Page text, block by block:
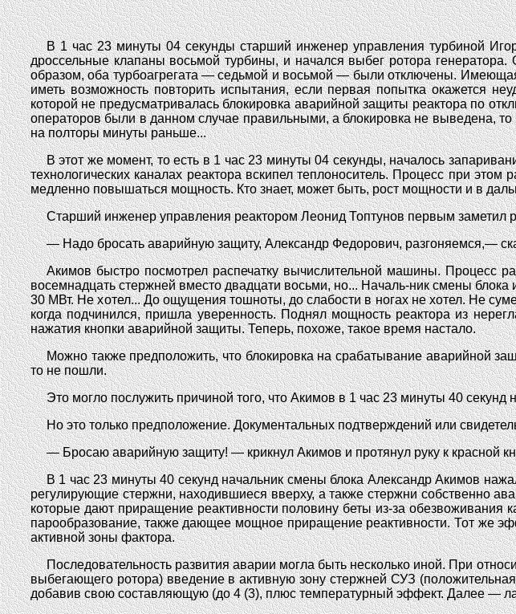
В 1 час 23 минуты 04 секунды старший инженер управления турбиной
дроссельные клапаны восьмой турбины, и начался выбег ротора
образом, оба турбоагрегата — седьмой и восьмой — были отключены.
иметь возможность повторить испытания, если первая попытка окажется
которой не предусматривалась блокировка аварийной защиты реактора по
операторов были в данном случае правильными, а блокировка не выведена,
на полторы минуты раньше...
В этот же момент, то есть в 1 час 23 минуты 04 секунды, началось
технологических каналах реактора вскипел теплоноситель. Процесс при
медленно повышаться мощность. Кто знает, может быть, рост мощности и в
Старший инженер управления реактором Леонид Топтунов первым заметил
— Надо бросать аварийную защиту, Александр Федорович, разгоняемся,—
Акимов быстро посмотрел распечатку вычислительной машины. Процесс
восемнадцать стержней вместо двадцати восьми, но... Началь-ник смены
30 МВт. Не хотел... До ощущения тошноты, до слабости в ногах не хотел. Не
когда подчинился, пришла уверенность. Поднял мощность реактора из
нажатия кнопки аварийной защиты. Теперь, похоже, такое время настало.
Можно также предположить, что блокировка на срабатывание аварийной
то не пошли.
Это могло послужить причиной того, что Акимов в 1 час 23 минуты 40
Но это только предположение. Документальных подтверждений или
— Бросаю аварийную защиту! — крикнул Акимов и протянул руку к красной
В 1 час 23 минуты 40 секунд начальник смены блока Александр Акимов
регулирующие стержни, находившиеся вверху, а также стержни собственно
которые дают приращение реактивности половину беты из-за
парообразование, также дающее мощное приращение реактивности. Тот же
активной зоны фактора.
Последовательность развития аварии могла быть несколько иной. При
выбегающего ротора) введение в активную зону стержней СУЗ
добавив свою составляющую (до 4 (3), плюс температурный эффект. Далее —